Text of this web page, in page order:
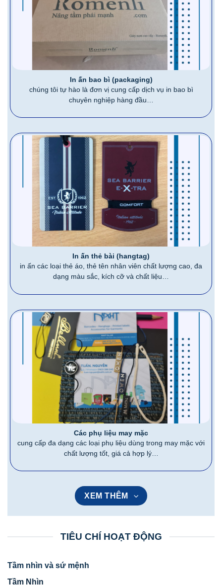
In ấn bao bì (packaging)
chúng tôi tự hào là đơn vị cung cấp dịch vụ in bao bì
chuyên nghiệp hàng đầu…
In ấn thẻ bài (hangtag)
in ấn các loại thẻ áo, thẻ tên nhân viên chất lượng cao, đa
dạng màu sắc, kích cỡ và chất liệu…
Các phụ liệu may mặc
cung cấp đa dạng các loại phụ liệu dùng trong may mặc với
chất lượng tốt, giá cả hợp lý…
XEM THÊM
TIÊU CHÍ HOẠT ĐỘNG
Tầm nhìn và sứ mệnh
Tầm Nhìn